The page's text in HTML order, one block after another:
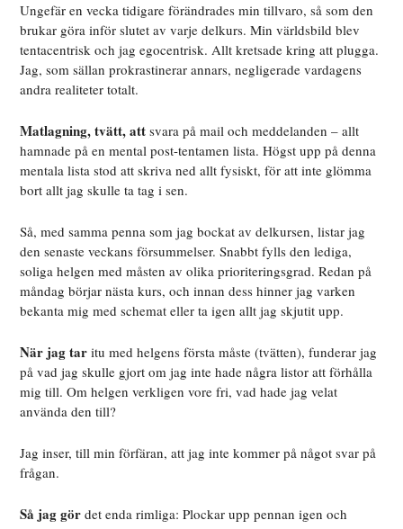
Ungefär en vecka tidigare förändrades min tillvaro, så som den
brukar göra inför slutet av varje delkurs. Min världsbild blev
tentacentrisk och jag egocentrisk. Allt kretsade kring att plugga.
Jag, som sällan prokrastinerar annars, negligerade vardagens
andra realiteter totalt.
Matlagning, tvätt, att svara på mail och meddelanden – allt
hamnade på en mental post-tentamen lista. Högst upp på denna
mentala lista stod att skriva ned allt fysiskt, för att inte glömma
bort allt jag skulle ta tag i sen.
Så, med samma penna som jag bockat av delkursen, listar jag
den senaste veckans försummelser. Snabbt fylls den lediga,
soliga helgen med måsten av olika prioriteringsgrad. Redan på
måndag börjar nästa kurs, och innan dess hinner jag varken
bekanta mig med schemat eller ta igen allt jag skjutit upp.
När jag tar itu med helgens första måste (tvätten), funderar jag
på vad jag skulle gjort om jag inte hade några listor att förhålla
mig till. Om helgen verkligen vore fri, vad hade jag velat
använda den till?
Jag inser, till min förfäran, att jag inte kommer på något svar på
frågan.
Så jag gör det enda rimliga: Plockar upp pennan igen och